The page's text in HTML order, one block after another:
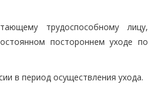
трудоспособному лицу,
постороннем уходе по
в период осуществления ухода.